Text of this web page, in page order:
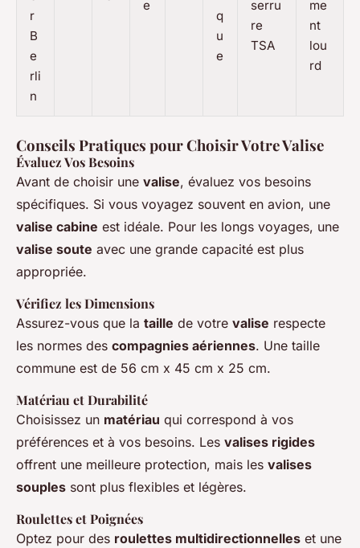
r
B
e
rli
n
e
q
u
e
serru
re
TSA
me
nt
lou
rd
Conseils Pratiques pour Choisir Votre Valise
Évaluez Vos Besoins
Avant de choisir une valise, évaluez vos besoins
spécifiques. Si vous voyagez souvent en avion, une
valise cabine est idéale. Pour les longs voyages, une
valise soute avec une grande capacité est plus
appropriée.
Vérifiez les Dimensions
Assurez-vous que la taille de votre valise respecte
les normes des compagnies aériennes. Une taille
commune est de 56 cm x 45 cm x 25 cm.
Matériau et Durabilité
Choisissez un matériau qui correspond à vos
préférences et à vos besoins. Les valises rigides
offrent une meilleure protection, mais les valises
souples sont plus flexibles et légères.
Roulettes et Poignées
Optez pour des roulettes multidirectionnelles et une